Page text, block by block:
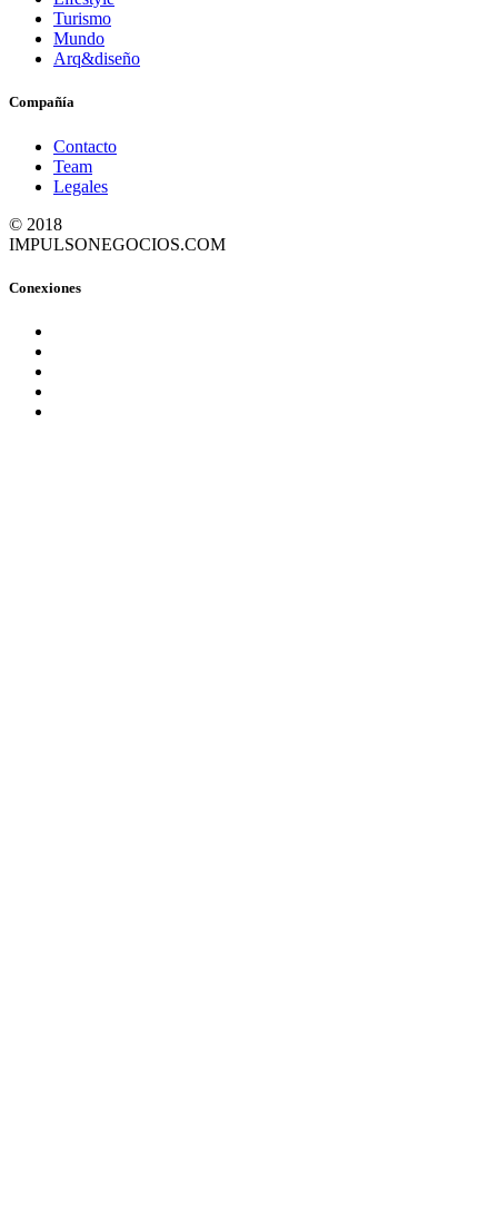
Turismo
Mundo
Arq&diseño
Compañía
Contacto
Team
Legales
© 2018
IMPULSONEGOCIOS.COM
Conexiones